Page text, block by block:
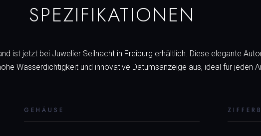
SPEZIFIKATIONEN
ist jetzt bei Juwelier Seilnacht in Freiburg erhältlich. Diese elegante
Wasserdichtigkeit und innovative Datumsanzeige aus, ideal für jeden
GEHÄUSE